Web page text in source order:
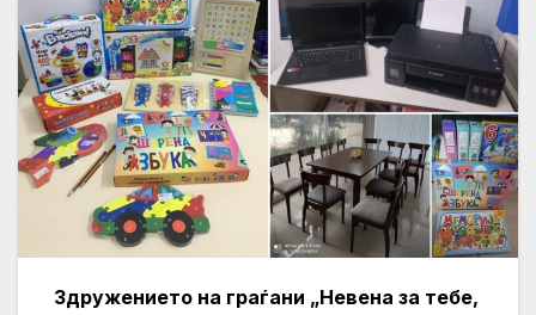
Здружението на граѓани „Невена за тебе,